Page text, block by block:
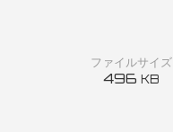
ファイルサイズ
496 KB